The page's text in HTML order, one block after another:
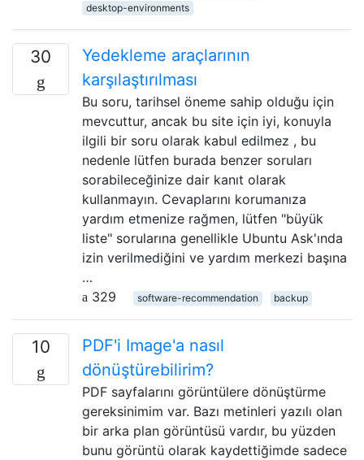
desktop-environments
30
Yedekleme araçlarının
karşılaştırılması
Bu soru, tarihsel öneme sahip olduğu için
mevcuttur, ancak bu site için iyi, konuyla
ilgili bir soru olarak kabul edilmez , bu
nedenle lütfen burada benzer soruları
sorabileceğinize dair kanıt olarak
kullanmayın. Cevaplarını korumanıza
yardım etmenize rağmen, lütfen "büyük
liste" sorularına genellikle Ubuntu Ask'ında
izin verilmediğini ve yardım merkezi başına
…
329
software-recommendation backup
10
PDF'i Image'a nasıl
dönüştürebilirim?
PDF sayfalarını görüntülere dönüştürme
gereksinimim var. Bazı metinleri yazılı olan
bir arka plan görüntüsü vardır, bu yüzden
bunu görüntü olarak kaydettiğimde sadece